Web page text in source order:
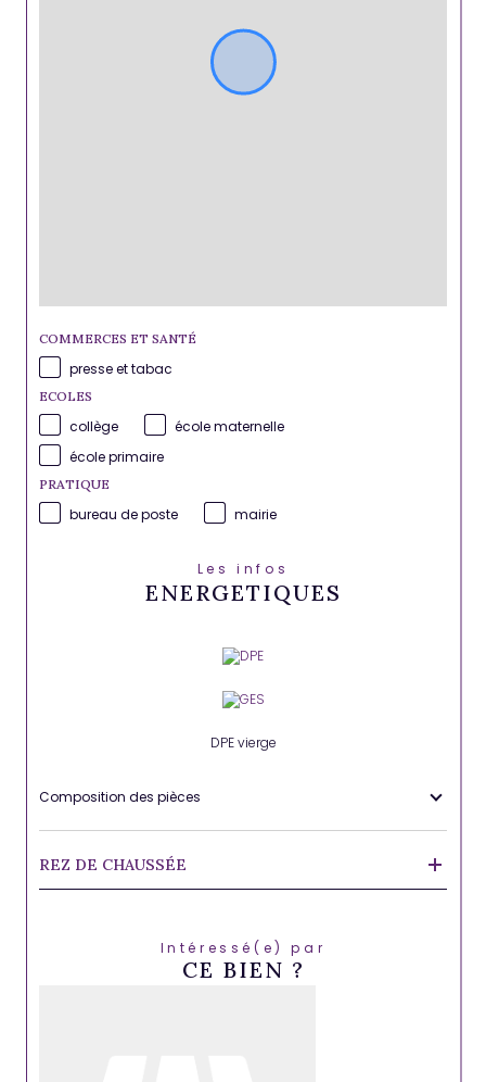
COMMERCES ET SANTÉ
presse et tabac
ECOLES
collège
école maternelle
école primaire
PRATIQUE
bureau de poste mairie
Les infos
ENERGETIQUES
DPE vierge
Composition des pièces
REZ DE CHAUSSÉE
Intéressé(e) par
CE BIEN ?